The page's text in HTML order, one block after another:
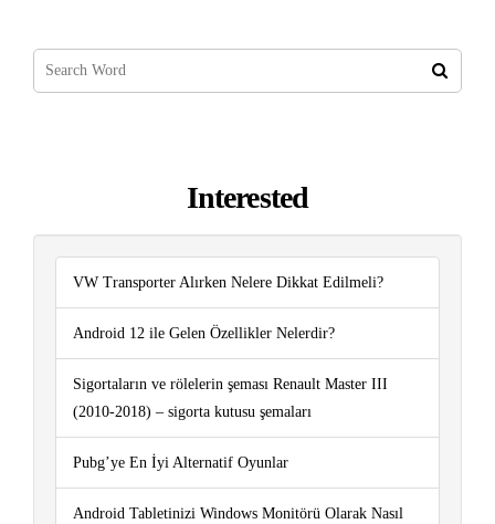
Interested
VW Transporter Alırken Nelere Dikkat Edilmeli?
Android 12 ile Gelen Özellikler Nelerdir?
Sigortaların ve rölelerin şeması Renault Master III
(2010-2018) – sigorta kutusu şemaları
Pubg’ye En İyi Alternatif Oyunlar
Android Tabletinizi Windows Monitörü Olarak Nasıl